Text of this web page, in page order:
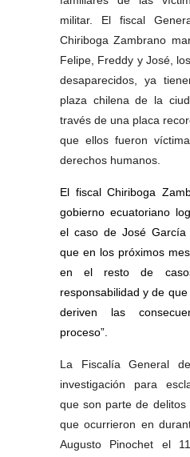
militar. El fiscal
Chiriboga Zambrano
Felipe, Freddy y José,
desaparecidos, ya
plaza chilena de la
través de una placa
que ellos fueron
derechos humanos.
El fiscal Chiriboga
gobierno ecuatoriano
el caso de José García
que en los próximos
en el resto de
responsabilidad y de
deriven las
proceso”.
La Fiscalía General
investigación para
que son parte de
que ocurrieron en
Augusto Pinochet el